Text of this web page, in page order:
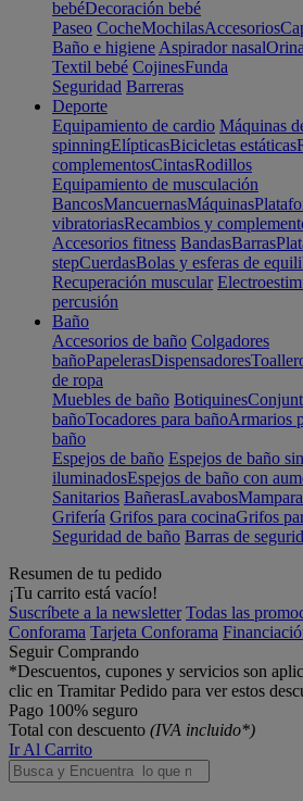
bebéDecoración bebé
Paseo CocheMochilasAccesorios
Baño e higiene Aspirador nasal
Textil bebé CojinesFunda
Seguridad Barreras
Deporte
Equipamiento de cardio Máquinas
spinningElípticasBicicletas estáticas
complementosCintasRodillos
Equipamiento de musculación
BancosMancuernasMáquinas
vibratoriasRecambios y
Accesorios fitness BandasBarras
stepCuerdasBolas y esferas de
Recuperación muscular
percusión
Baño
Accesorios de baño Colgadores
bañoPapelerasDispensadores
de ropa
Muebles de baño Botiquines
bañoTocadores para bañoArmarios
baño
Espejos de baño Espejos de baño
iluminadosEspejos de baño con
Sanitarios BañerasLavabos
Grifería Grifos para cocinaGrifos
Seguridad de baño Barras de
Resumen de tu pedido
¡Tu carrito está vacío!
Suscríbete a la newsletter Todas las
Conforama Tarjeta Conforama
Seguir Comprando
*Descuentos, cupones y servicios son
clic en Tramitar Pedido para ver estos
Pago 100% seguro
Total con descuento (IVA incluido*)
Ir Al Carrito